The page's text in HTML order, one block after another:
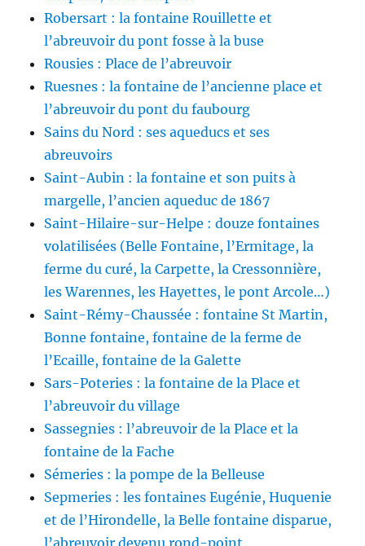
Robersart : la fontaine Rouillette et
l’abreuvoir du pont fosse à la buse
Rousies : Place de l’abreuvoir
Ruesnes : la fontaine de l’ancienne place et
l’abreuvoir du pont du faubourg
Sains du Nord : ses aqueducs et ses
abreuvoirs
Saint-Aubin : la fontaine et son puits à
margelle, l’ancien aqueduc de 1867
Saint-Hilaire-sur-Helpe : douze fontaines
volatilisées (Belle Fontaine, l’Ermitage, la
ferme du curé, la Carpette, la Cressonnière,
les Warennes, les Hayettes, le pont Arcole…)
Saint-Rémy-Chaussée : fontaine St Martin,
Bonne fontaine, fontaine de la ferme de
l’Ecaille, fontaine de la Galette
Sars-Poteries : la fontaine de la Place et
l’abreuvoir du village
Sassegnies : l’abreuvoir de la Place et la
fontaine de la Fache
Sémeries : la pompe de la Belleuse
Sepmeries : les fontaines Eugénie, Huquenie
et de l’Hirondelle, la Belle fontaine disparue,